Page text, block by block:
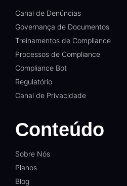
Canal de Denúncias
Governança de Documentos
Treinamentos de Compliance
Processos de Compliance
Compliance Bot
Regulatório
Canal de Privacidade
Conteúdo
Sobre Nós
Planos
Blog